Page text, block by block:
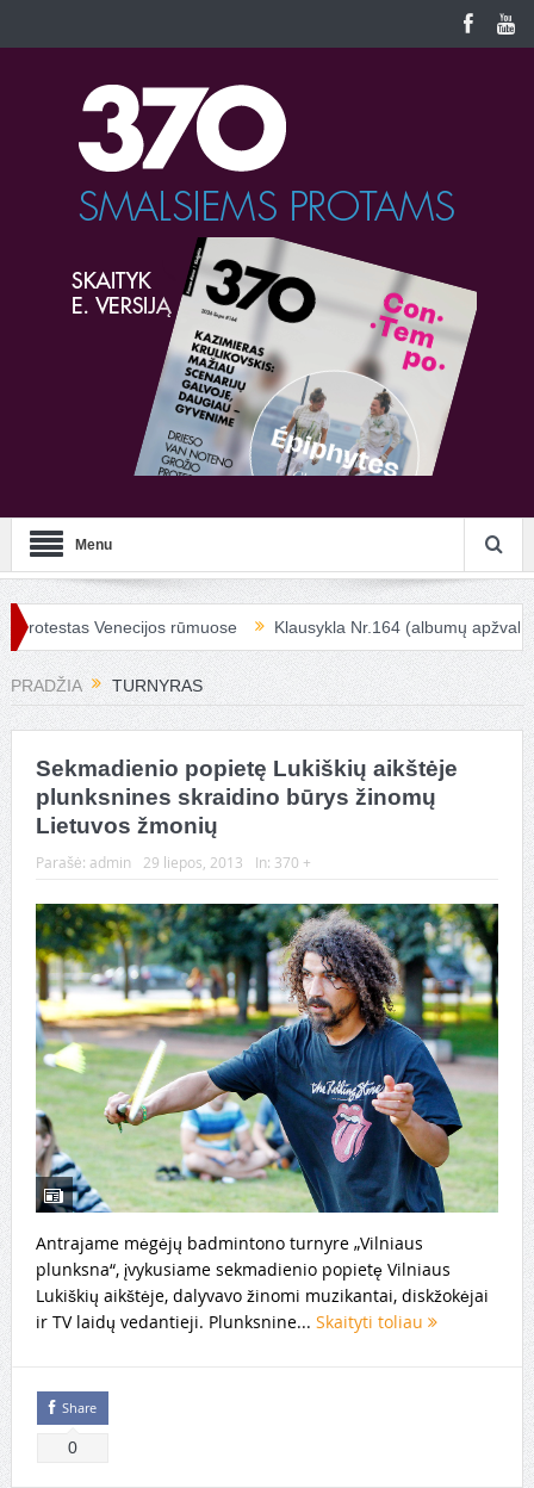
Menu
Venecijos rūmuose Klausykla Nr.164 (albumų apžvalga)
PRADŽIA TURNYRAS
Sekmadienio popietę Lukiškių aikštėje
plunksnines skraidino būrys žinomų
Lietuvos žmonių
Parašė: admin 29 liepos, 2013 In: 370 +
Antrajame mėgėjų badmintono turnyre „Vilniaus
plunksna“, įvykusiame sekmadienio popietę Vilniaus
Lukiškių aikštėje, dalyvavo žinomi muzikantai, diskžokėjai
ir TV laidų vedantieji. Plunksnine... Skaityti toliau
Share
0